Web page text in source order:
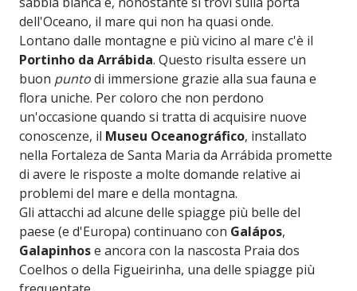
dell'Oceano, il mare qui non ha quasi onde.
Lontano dalle montagne e più vicino al mare c'è il
Portinho da Arrábida. Questo risulta essere un
buon puntodi immersione grazie alla sua fauna e
flora uniche. Per coloro che non perdono
un'occasione quando si tratta di acquisire nuove
conoscenze, il Museu Oceanográfico, installato
nella Fortaleza de Santa Maria da Arrábida promette
di avere le risposte a molte domande relative ai
problemi del mare e della montagna.
Gli attacchi ad alcune delle spiagge più belle del
paese (e d'Europa) continuano con Galápos,
Galapinhose ancora con la nascosta Praia dos
Coelhos o della Figueirinha, una delle spiagge più